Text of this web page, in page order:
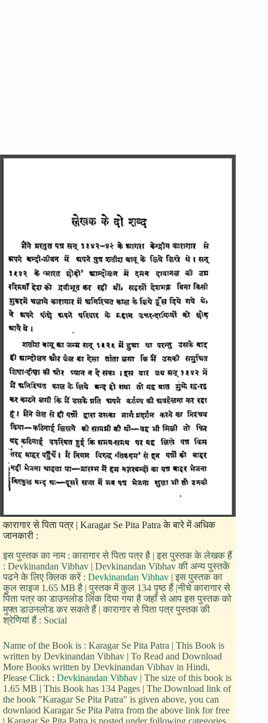
कारागार से पिता पत्र | Karagar Se Pita Patra के बारे में अधिक
जानकारी :
इस पुस्तक का नाम : कारागार से पिता पत्र है | इस पुस्तक के लेखक हैं
: Devkinandan Vibhav | Devkinandan Vibhav की अन्य पुस्तकें
पढने के लिए क्लिक करें : Devkinandan Vibhav | इस पुस्तक का
कुल साइज 1.65 MB है | पुस्तक में कुल 134 पृष्ठ हैं |नीचे कारागार से
पिता पत्र का डाउनलोड लिंक दिया गया है जहाँ से आप इस पुस्तक को
मुफ्त डाउनलोड कर सकते हैं | कारागार से पिता पत्र पुस्तक की
श्रेणियां हैं : Social
Name of the Book is : Karagar Se Pita Patra | This Book is
written by Devkinandan Vibhav | To Read and Download
More Books written by Devkinandan Vibhav in Hindi,
Please Click : Devkinandan Vibhav | The size of this book is
1.65 MB | This Book has 134 Pages | The Download link of
the book "Karagar Se Pita Patra" is given above, you can
downlaod Karagar Se Pita Patra from the above link for free